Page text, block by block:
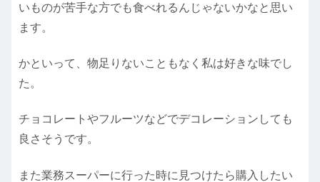
いものが苦手な方でも食べれるんじゃないかなと思い
ます。
かといって、物足りないこともなく私は好きな味でし
た。
チョコレートやフルーツなどでデコレーションしても
良さそうです。
また業務スーパーに行った時に見つけたら購入したい